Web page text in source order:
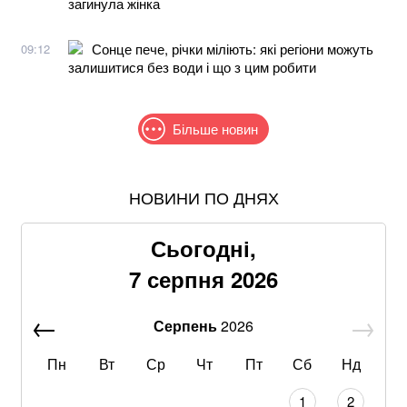
09:12
Сонце пече, річки міліють: які регіони можуть
залишитися без води і що з цим робити
Більше новин
В МЗС заявили, що слова Залужного щодо членства
Понад 9,2 млрд грн: що відомо про нову гучну
справу "ПриватБанку"
Знищені печі, склади та роки роботи: що
Без води не вижити: Шмигаль розкрив, куди планує
НОВИНИ ПО ДНЯХ
Сьогодні,
7 серпня 2026
Серпень2026
Пн
Вт Ср Чт Пт Сб Нд
1
2